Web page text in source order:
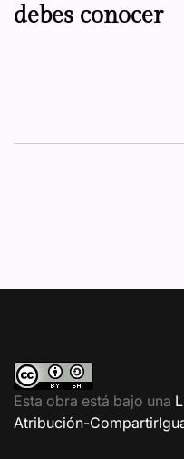
debes conocer
Esta obra está bajo una
Atribución-